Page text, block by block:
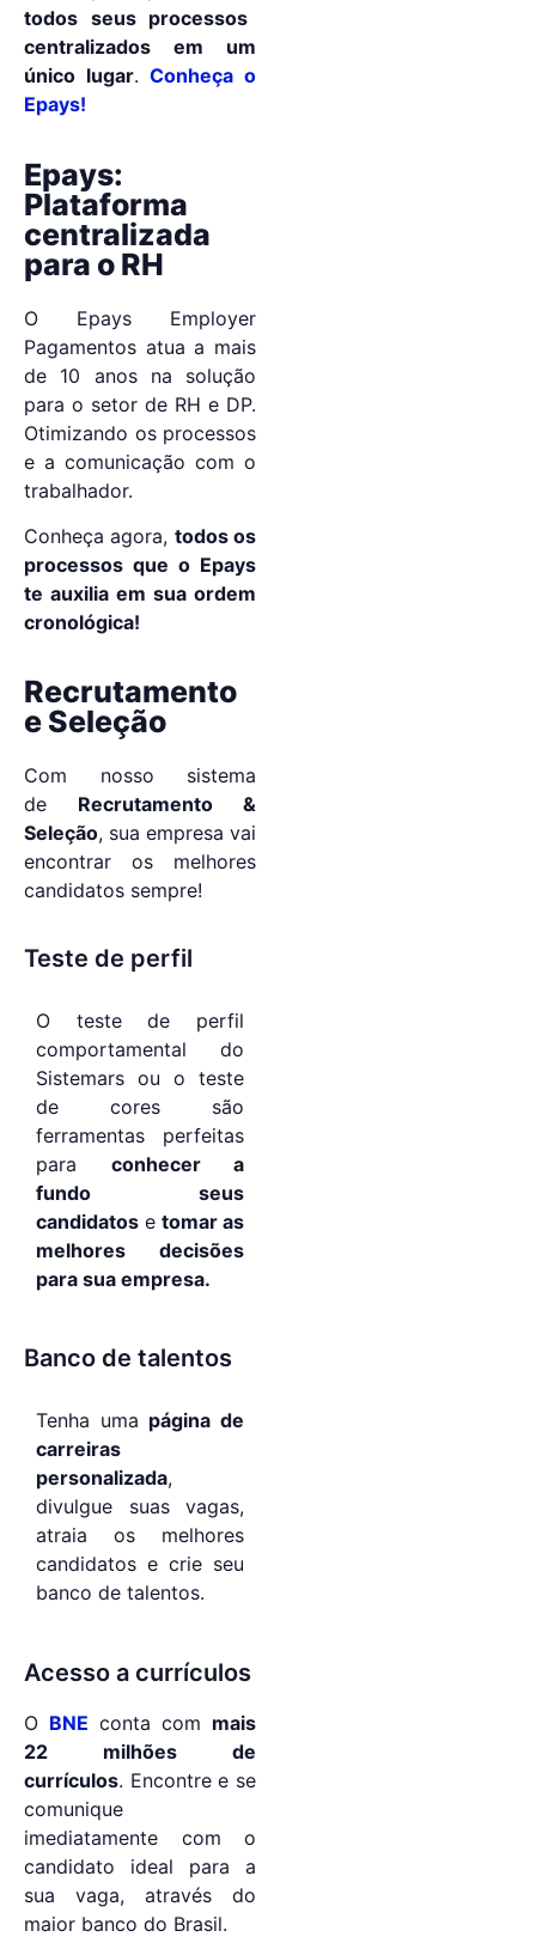
todos seus processos
centralizados em um
único lugar.Conheça o
Epays!
Epays:
Plataforma
centralizada
para o RH
O Epays Employer
Pagamentos atua a mais
de 10 anos na solução
para o setor de RH e DP.
Otimizando os processos
e a comunicação com o
trabalhador.
Conheça agora, todos os
processos que o Epays
te auxilia em sua ordem
cronológica!
Recrutamento
e Seleção
Com nosso sistema
de Recrutamento &
Seleção, sua empresa vai
encontrar os melhores
candidatos sempre!
Teste de perfil
O teste de perfil
comportamental do
Sistemars ou o teste
de cores são
ferramentas perfeitas
para conhecer a
fundo seus
candidatos e tomar as
melhores decisões
para sua empresa.
Banco de talentos
Tenha uma página de
carreiras
personalizada,
divulgue suas vagas,
atraia os melhores
candidatos e crie seu
banco de talentos.
Acesso a currículos
O BNE conta com mais
22 milhões de
currículos. Encontre e se
comunique
imediatamente com o
candidato ideal para a
sua vaga, através do
maior banco do Brasil.